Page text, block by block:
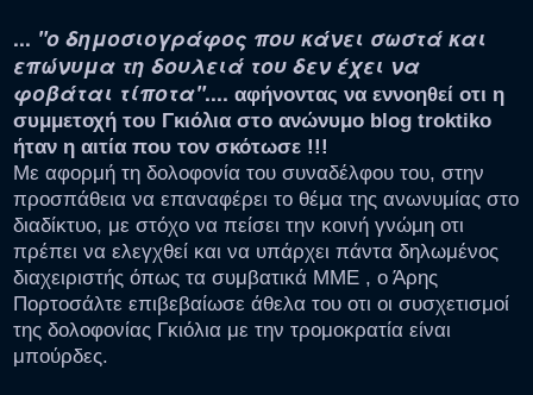
... "ο δημοσιογράφος που κάνει σωστά και
επώνυμα τη δουλειά του δεν έχει να
φοβάται τίποτα".... αφήνοντας να εννοηθεί οτι η
συμμετοχή του Γκιόλια στο ανώνυμο blog troktiko
ήταν η αιτία που τον σκότωσε !!!
Με αφορμή τη δολοφονία του συναδέλφου του, στην
προσπάθεια να επαναφέρει το θέμα της ανωνυμίας στο
διαδίκτυο, με στόχο να πείσει την κοινή γνώμη οτι
πρέπει να ελεγχθεί και να υπάρχει πάντα δηλωμένος
διαχειριστής όπως τα συμβατικά ΜΜΕ , ο Άρης
Πορτοσάλτε επιβεβαίωσε άθελα του οτι οι συσχετισμοί
της δολοφονίας Γκιόλια με την τρομοκρατία είναι
μπούρδες.